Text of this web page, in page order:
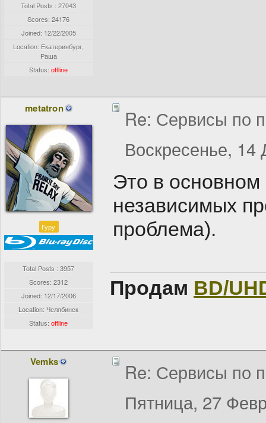
Total Posts : 27043
Scores: 24176
Joined: 12/22/2005
Location: Екатеринбург,
Раша
Status:offline
metatron
Гуру
Total Posts : 3957
Scores: 2312
Joined: 12/17/2006
Location: Челябинск
Status:offline
Re: Сервисы по
Воскресенье, 14
Это в
независимых
проблема).
Продам BD/
Vemks
Re: Сервисы по
Пятница, 27